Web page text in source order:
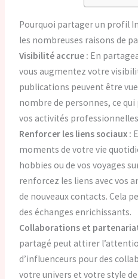
Pourquoi partager un profil
les nombreuses raisons de
Visibilité accrue : En
vous augmentez votre
publications peuvent être
nombre de personnes, ce
vos activités
Renforcer les liens sociaux :
moments de votre vie
hobbies ou de vos voyages
renforcez les liens avec vos
de nouveaux contacts. Cela
des échanges enrichissants.
Collaborations et
partagé peut attirer
d’influenceurs pour des
votre univers et votre style